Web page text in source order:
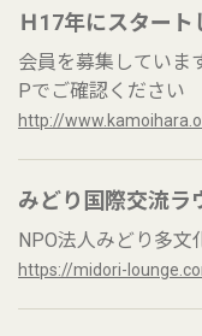
Ｈ17年にスター
会員を募集していま
Pでご確認ください
http://
みどり国際交流ラ
NPO法人みどり多文
https://midori-